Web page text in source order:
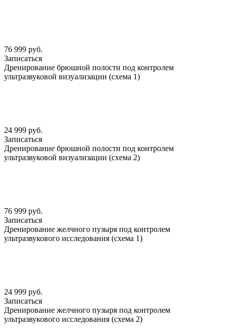
76 999 руб.
Записаться
Дренирование брюшной полости под контролем
ультразвуковой визуализации (схема 1)
24 999 руб.
Записаться
Дренирование брюшной полости под контролем
ультразвуковой визуализации (схема 2)
76 999 руб.
Записаться
Дренирование желчного пузыря под контролем
ультразвукового исследования (схема 1)
24 999 руб.
Записаться
Дренирование желчного пузыря под контролем
ультразвукового исследования (схема 2)